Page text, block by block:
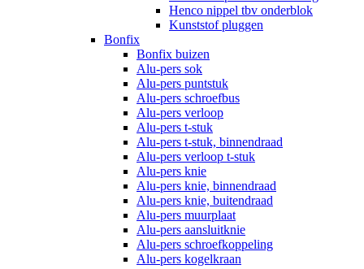
Henco nippel tbv onderblok
Kunststof pluggen
Bonfix
Bonfix buizen
Alu-pers sok
Alu-pers puntstuk
Alu-pers schroefbus
Alu-pers verloop
Alu-pers t-stuk
Alu-pers t-stuk, binnendraad
Alu-pers verloop t-stuk
Alu-pers knie
Alu-pers knie, binnendraad
Alu-pers knie, buitendraad
Alu-pers muurplaat
Alu-pers aansluitknie
Alu-pers schroefkoppeling
Alu-pers kogelkraan